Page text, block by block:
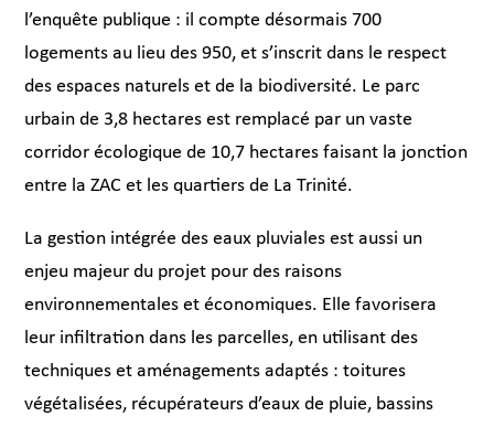
l’enquête publique : il compte désormais 700
logements au lieu des 950, et s’inscrit dans le respect
des espaces naturels et de la biodiversité. Le parc
urbain de 3,8 hectares est remplacé par un vaste
corridor écologique de 10,7 hectares faisant la jonction
entre la ZAC et les quartiers de La Trinité.
La gestion intégrée des eaux pluviales est aussi un
enjeu majeur du projet pour des raisons
environnementales et économiques. Elle favorisera
leur infiltration dans les parcelles, en utilisant des
techniques et aménagements adaptés : toitures
végétalisées, récupérateurs d’eaux de pluie, bassins